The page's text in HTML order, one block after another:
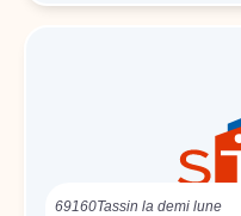
69160Tassin la demi lune